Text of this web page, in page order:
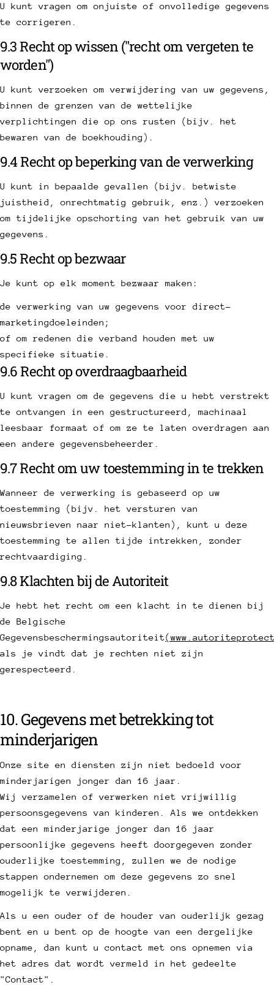
U kunt vragen om onjuiste of onvolledige gegevens
te corrigeren.
9.3 Recht op wissen ("recht om vergeten te
worden")
U kunt verzoeken om verwijdering van uw gegevens,
binnen de grenzen van de wettelijke
verplichtingen die op ons rusten (bijv. het
bewaren van de boekhouding).
9.4 Recht op beperking van de verwerking
U kunt in bepaalde gevallen (bijv. betwiste
juistheid, onrechtmatig gebruik, enz.) verzoeken
om tijdelijke opschorting van het gebruik van uw
gegevens.
9.5 Recht op bezwaar
Je kunt op elk moment bezwaar maken:
de verwerking van uw gegevens voor direct-
marketingdoeleinden;
of om redenen die verband houden met uw
specifieke situatie.
9.6 Recht op overdraagbaarheid
U kunt vragen om de gegevens die u hebt verstrekt
te ontvangen in een gestructureerd, machinaal
leesbaar formaat of om ze te laten overdragen aan
een andere gegevensbeheerder.
9.7 Recht om uw toestemming in te trekken
Wanneer de verwerking is gebaseerd op uw
toestemming (bijv. het versturen van
nieuwsbrieven naar niet-klanten), kunt u deze
toestemming te allen tijde intrekken, zonder
rechtvaardiging.
9.8 Klachten bij de Autoriteit
Je hebt het recht om een klacht in te dienen bij
de Belgische
Gegevensbeschermingsautoriteit
als je vindt dat je rechten niet zijn
gerespecteerd.
10. Gegevens met betrekking tot
minderjarigen
Onze site en diensten zijn niet bedoeld voor
minderjarigen jonger dan 16 jaar.
Wij verzamelen of verwerken niet vrijwillig
persoonsgegevens van kinderen. Als we ontdekken
dat een minderjarige jonger dan 16 jaar
persoonlijke gegevens heeft doorgegeven zonder
ouderlijke toestemming, zullen we de nodige
stappen ondernemen om deze gegevens zo snel
mogelijk te verwijderen.
Als u een ouder of de houder van ouderlijk gezag
bent en u bent op de hoogte van een dergelijke
opname, dan kunt u contact met ons opnemen via
het adres dat wordt vermeld in het gedeelte
"Contact".